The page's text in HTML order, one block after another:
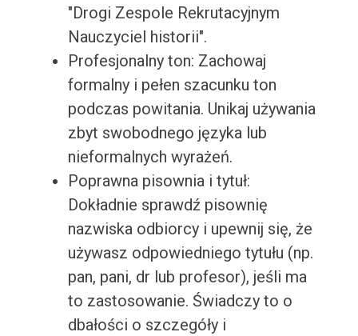
"Drogi Zespole Rekrutacyjnym
Nauczyciel historii".
Profesjonalny ton: Zachowaj
formalny i pełen szacunku ton
podczas powitania. Unikaj używania
zbyt swobodnego języka lub
nieformalnych wyrażeń.
Poprawna pisownia i tytuł:
Dokładnie sprawdź pisownię
nazwiska odbiorcy i upewnij się, że
używasz odpowiedniego tytułu (np.
pan, pani, dr lub profesor), jeśli ma
to zastosowanie. Świadczy to o
dbałości o szczegóły i